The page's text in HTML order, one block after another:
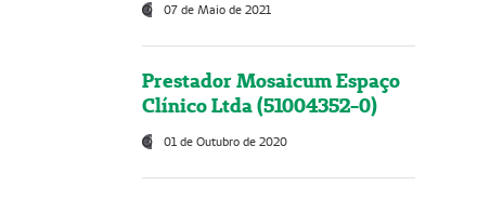
07 de Maio de 2021
Prestador Mosaicum Espaço
Clínico Ltda (51004352-0)
01 de Outubro de 2020